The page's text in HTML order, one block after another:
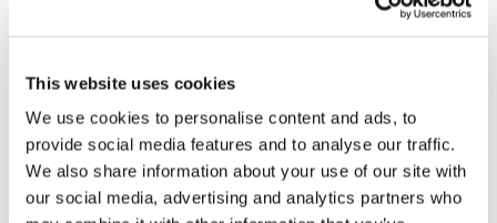
This website uses cookies
We use cookies to personalise content and ads, to
provide social media features and to analyse our traffic.
We also share information about your use of our site with
our social media, advertising and analytics partners who
Nombre* Correo electrónico*